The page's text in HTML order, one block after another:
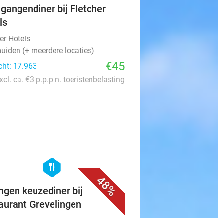
bij Fletcher
Hotels
(+ meerdere locaties)
17.963
€45
ca. €3 p.p.p.n. toeristenbelasting
48%
hexagon
food
keuzediner bij
Grevelingen